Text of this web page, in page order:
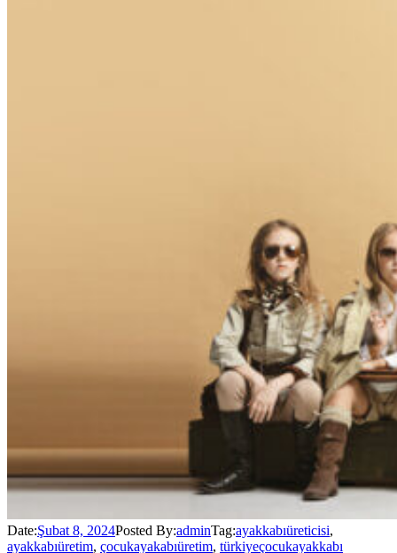
Date:Şubat 8, 2024Posted By:adminTag:ayakkabıüreticisi,
ayakkabıüretim, çocukayakabıüretim, türkiyeçocukayakkabı